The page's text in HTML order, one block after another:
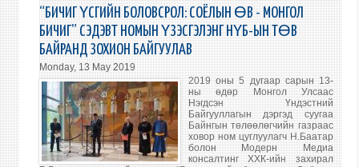
“БИЧИГ ҮСГИЙН БОЛОВСРОЛ: СОЁЛЫН ӨВ - МОНГОЛ
БИЧИГ” СЭДЭВТ НОМЫН ҮЗЭСГЭЛЭНГ НҮБ-ЫН ТӨВ
БАЙРАНД ЗОХИОН БАЙГУУЛАВ
Monday, 13 May 2019
2019 оны 5 дугаар сарын 13-
ны өдөр Монгол Улсаас
Нэгдсэн Үндэстний
Байгууллагын дэргэд суугаа
Байнгын төлөөлөгчийн газраас
ховор ном цуглуулагч Н.Баатар
болон Модерн Медиа
консалтинг ХХК-ийн захирал